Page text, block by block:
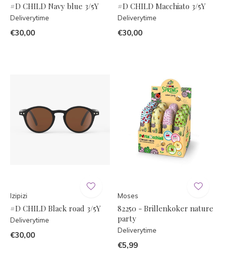
#D CHILD Navy blue 3/5Y
Deliverytime
€30,00
#D CHILD Macchiato 3/5Y
Deliverytime
€30,00
Izipizi
#D CHILD Black road 3/5Y
Deliverytime
€30,00
Moses
82250 - Brillenkoker nature
party
Deliverytime
€5,99